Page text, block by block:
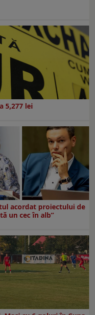
5,277 lei
acordat proiectului de
un cec în alb”